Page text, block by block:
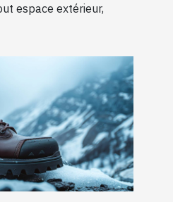
espace extérieur,